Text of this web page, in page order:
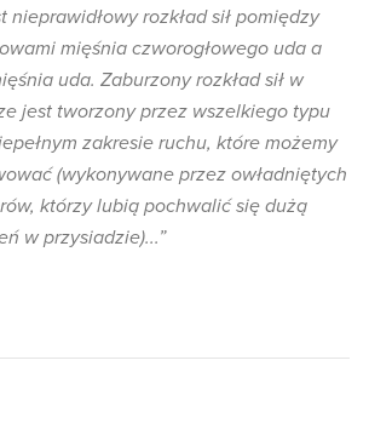
nieprawidłowy rozkład sił pomiędzy
mięśnia czworogłowego uda a
uda. Zaburzony rozkład sił w
jest tworzony przez wszelkiego typu
zakresie ruchu, które możemy
(wykonywane przez owładniętych
którzy lubią pochwalić się dużą
w przysiadzie)...”